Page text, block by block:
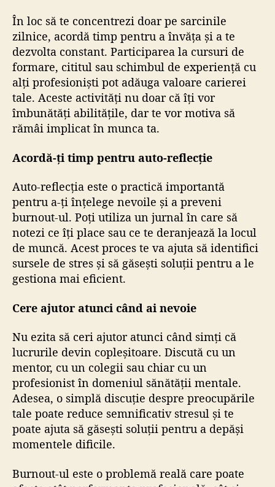
În loc să te concentrezi doar pe sarcinile
zilnice, acordă timp pentru a învăța și a te
dezvolta constant. Participarea la cursuri de
formare, cititul sau schimbul de experiență cu
alți profesioniști pot adăuga valoare carierei
tale. Aceste activități nu doar că îți vor
îmbunătăți abilitățile, dar te vor motiva să
rămâi implicat în munca ta.
Acordă-ți timp pentru auto-reflecție
Auto-reflecția este o practică importantă
pentru a-ți înțelege nevoile și a preveni
burnout-ul. Poți utiliza un jurnal în care să
notezi ce îți place sau ce te deranjează la locul
de muncă. Acest proces te va ajuta să identifici
sursele de stres și să găsești soluții pentru a le
gestiona mai eficient.
Cere ajutor atunci când ai nevoie
Nu ezita să ceri ajutor atunci când simți că
lucrurile devin copleșitoare. Discută cu un
mentor, cu un colegii sau chiar cu un
profesionist în domeniul sănătății mentale.
Adesea, o simplă discuție despre preocupările
tale poate reduce semnificativ stresul și te
poate ajuta să găsești soluții pentru a depăși
momentele dificile.
Burnout-ul este o problemă reală care poate